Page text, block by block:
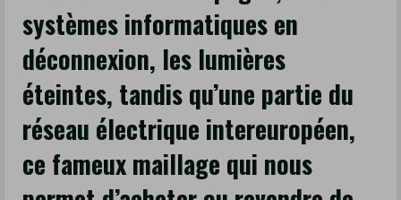
à
l’arrêt
en
Espagne,
tous
les
systèmes
informatiques
systèmes informatiques en
déconnexion, les lumières
éteintes, tandis qu’une partie du
réseau électrique intereuropéen,
ce fameux maillage qui nous